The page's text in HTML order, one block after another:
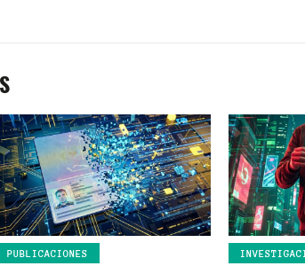
PUBLICACIONES